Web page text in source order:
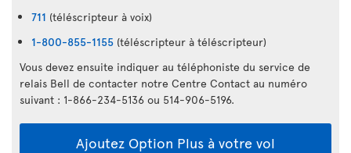
711 (téléscripteur à voix)
1-800-855-1155 (téléscripteur à téléscripteur)
Vous devez ensuite indiquer au téléphoniste du service de
relais Bell de contacter notre Centre Contact au numéro
suivant : 1-866-234-5136 ou 514-906-5196.
Ajoutez Option Plus à votre vol